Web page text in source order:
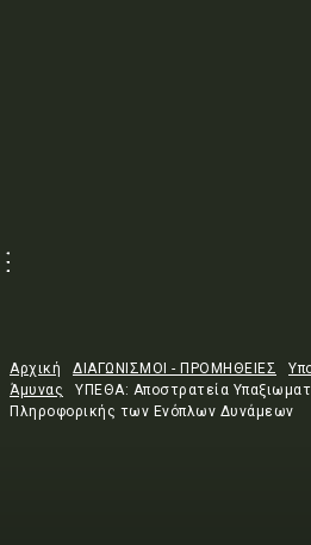
Αρχική ΔΙΑΓΩΝΙΣΜΟΙ - ΠΡΟΜΗΘΕΙΕΣ
Άμυνας
ΥΠΕΘΑ: Αποστρατεία
Πληροφορικής των Ενόπλων Δυνάμεων